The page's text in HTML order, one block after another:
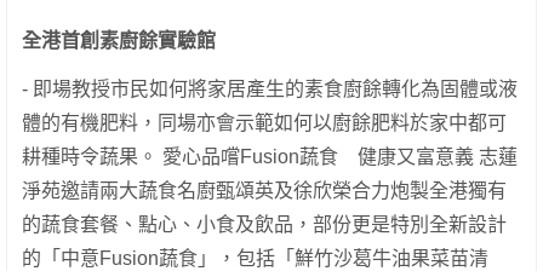
全港首創素廚餘實驗館
- 即場教授市民如何將家居產生的素食廚餘轉化為固體或液
體的有機肥料，同場亦會示範如何以廚餘肥料於家中都可
耕種時令蔬果。 愛心品嚐Fusion蔬食 健康又富意義 志蓮
淨苑邀請兩大蔬食名廚甄頌英及徐欣榮合力炮製全港獨有
的蔬食套餐、點心、小食及飲品，部份更是特別全新設計
的「中意Fusion蔬食」，包括「鮮竹沙葛牛油果菜苗清